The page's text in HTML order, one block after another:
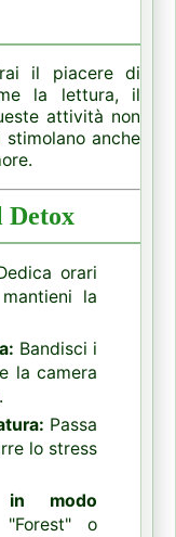
il piacere di
la lettura, il
attività non
anche
Detox
orari
la
Bandisci i
la camera
Passa
lo stress
in modo
o